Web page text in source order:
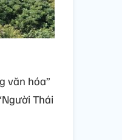
văn hóa”
Thái